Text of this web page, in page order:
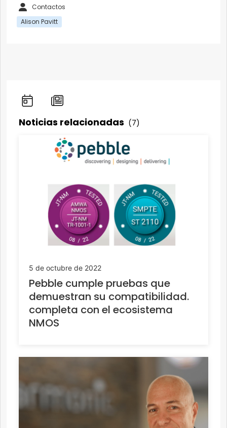
Contactos
Alison Pavitt
Noticias relacionadas (7)
5 de octubre de 2022
Pebble cumple pruebas que
demuestran su compatibilidad.
completa con el ecosistema
NMOS